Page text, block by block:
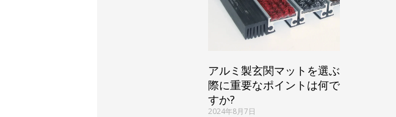
アルミ製玄関マットを選ぶ
際に重要なポイントは何で
すか?
2024年8月7日